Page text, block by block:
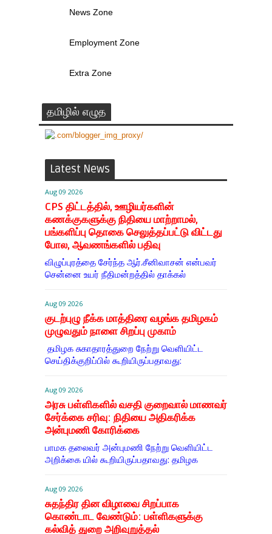
News Zone
Employment Zone
Extra Zone
தமிழில் எழுத
Latest News
Aug 09 2026
CPS திட்டத்தில், ஊழியர்களின்
கணக்குகளுக்கு நிதியை மாற்றாமல்,
பங்களிப்பு தொகை செலுத்தப்பட்டு விட்டது
போல, ஆவணங்களில் பதிவு
விழுப்புரத்தை சேர்ந்த ஆர்.சீனிவாசன் என்பவர்
சென்னை உயர் நீதிமன்றத்தில் தாக்கல்
Aug 09 2026
குடற்புழு நீக்க மாத்திரை வழங்க தமிழகம்
முழுவதும் நாளை சிறப்பு முகாம்
தமிழக சுகாதாரத்துறை நேற்று வெளியிட்ட
செய்திக்குறிப்பில் கூறியிருப்பதாவது:
Aug 09 2026
அரசு பள்ளிகளில் வசதி குறைவால் மாணவர்
சேர்க்கை சரிவு: நிதியை அதிகரிக்க
அன்புமணி கோரிக்கை
பாமக தலைவர் அன்புமணி நேற்று வெளியிட்ட
அறிக்கை யில் கூறியிருப்பதாவது: தமிழக
Aug 09 2026
சுதந்திர தின விழாவை சிறப்பாக
கொண்டாட வேண்டும்: பள்ளிகளுக்கு
கல்வித் துறை அறிவுறுத்தல்